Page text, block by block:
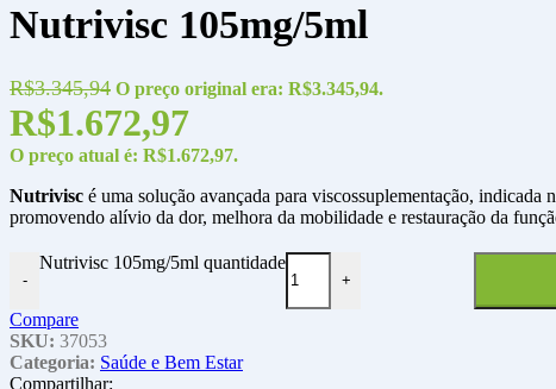
Nutrivisc 105mg/5ml
R$3.345,94 O preço original era: R$3.345,94.
R$1.672,97
O preço atual é: R$1.672,97.
Nutrivisc é uma solução avançada para viscossuplementação, indicada
promovendo alívio da dor, melhora da mobilidade e restauração da
-
Nutrivisc 105mg/5ml quantidade
+
Compare
SKU: 37053
Categoria: Saúde e Bem Estar
Compartilhar: